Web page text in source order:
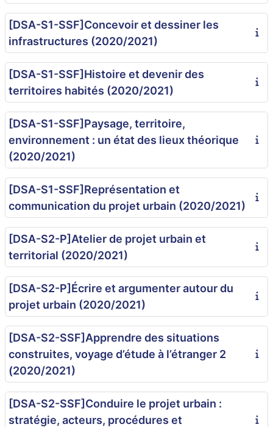
[DSA-S1-SSF]Concevoir et dessiner les
infrastructures (2020/2021)
[DSA-S1-SSF]Histoire et devenir des
territoires habités (2020/2021)
[DSA-S1-SSF]Paysage, territoire,
environnement : un état des lieux théorique
(2020/2021)
[DSA-S1-SSF]Représentation et
communication du projet urbain (2020/2021)
[DSA-S2-P]Atelier de projet urbain et
territorial (2020/2021)
[DSA-S2-P]Écrire et argumenter autour du
projet urbain (2020/2021)
[DSA-S2-SSF]Apprendre des situations
construites, voyage d’étude à l’étranger 2
(2020/2021)
[DSA-S2-SSF]Conduire le projet urbain :
stratégie, acteurs, procédures et